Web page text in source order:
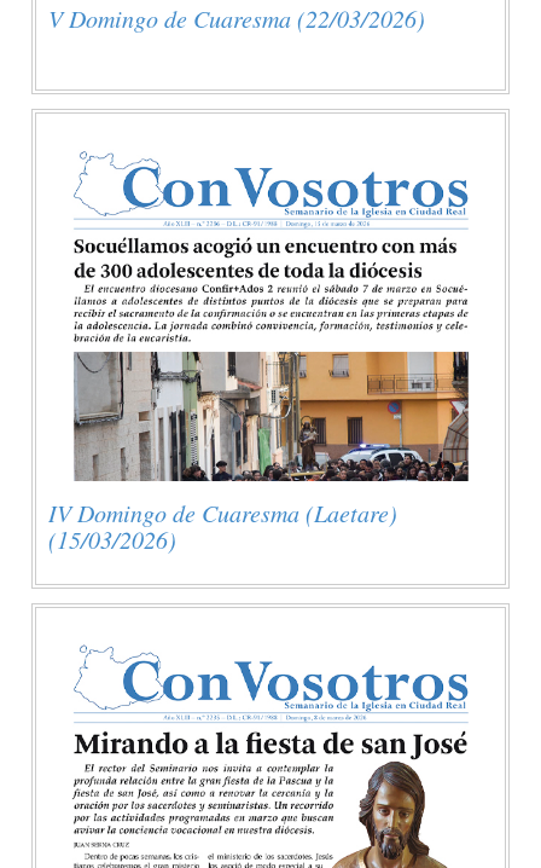
V Domingo de Cuaresma (22/03/2026)
IV Domingo de Cuaresma (Laetare)
(15/03/2026)